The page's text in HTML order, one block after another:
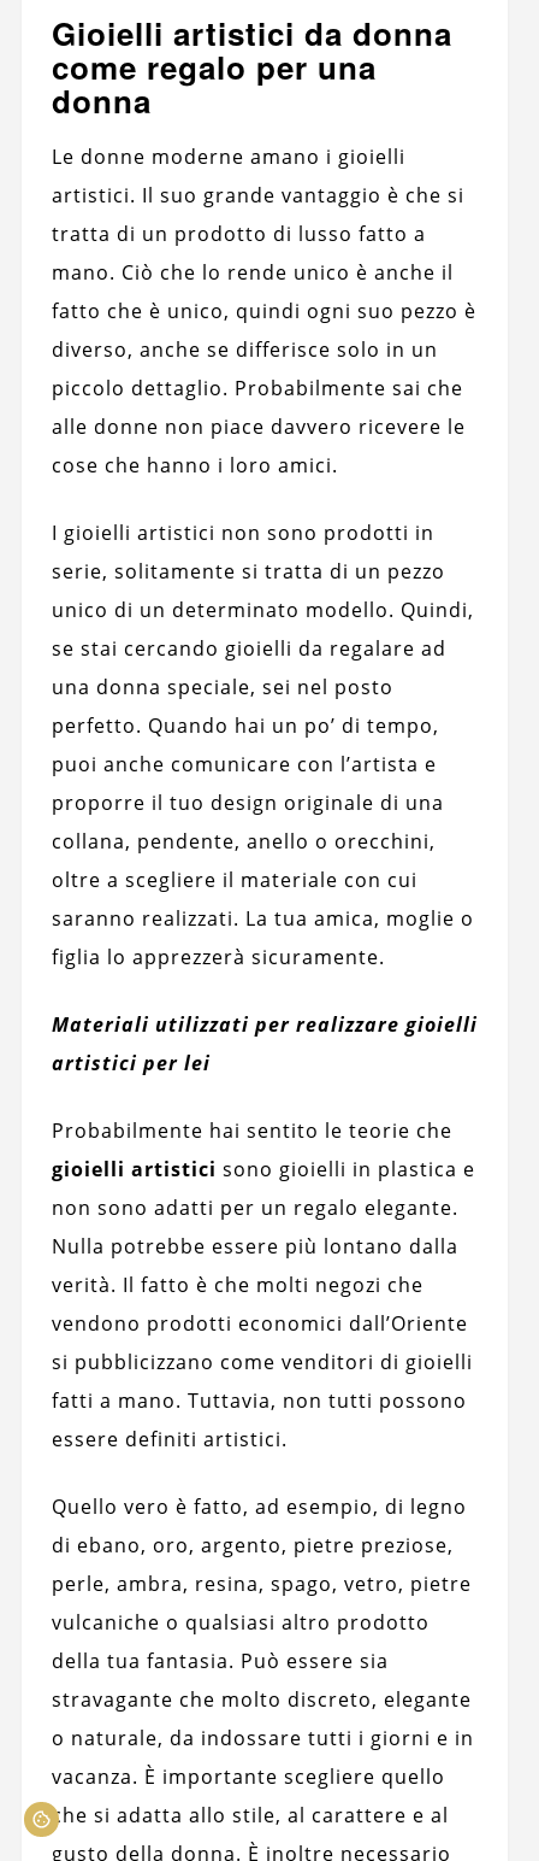
Gioielli artistici da donna
come regalo per una
donna
Le donne moderne amano i gioielli
artistici. Il suo grande vantaggio è che si
tratta di un prodotto di lusso fatto a
mano. Ciò che lo rende unico è anche il
fatto che è unico, quindi ogni suo pezzo è
diverso, anche se differisce solo in un
piccolo dettaglio. Probabilmente sai che
alle donne non piace davvero ricevere le
cose che hanno i loro amici.
I gioielli artistici non sono prodotti in
serie, solitamente si tratta di un pezzo
unico di un determinato modello. Quindi,
se stai cercando gioielli da regalare ad
una donna speciale, sei nel posto
perfetto. Quando hai un po’ di tempo,
puoi anche comunicare con l’artista e
proporre il tuo design originale di una
collana, pendente, anello o orecchini,
oltre a scegliere il materiale con cui
saranno realizzati. La tua amica, moglie o
figlia lo apprezzerà sicuramente.
Materiali utilizzati per realizzare gioielli
artistici per lei
Probabilmente hai sentito le teorie che
gioielli artistici sono gioielli in plastica e
non sono adatti per un regalo elegante.
Nulla potrebbe essere più lontano dalla
verità. Il fatto è che molti negozi che
vendono prodotti economici dall’Oriente
si pubblicizzano come venditori di gioielli
fatti a mano. Tuttavia, non tutti possono
essere definiti artistici.
Quello vero è fatto, ad esempio, di legno
di ebano, oro, argento, pietre preziose,
perle, ambra, resina, spago, vetro, pietre
vulcaniche o qualsiasi altro prodotto
della tua fantasia. Può essere sia
stravagante che molto discreto, elegante
o naturale, da indossare tutti i giorni e in
vacanza. È importante scegliere quello
che si adatta allo stile, al carattere e al
gusto della donna. È inoltre necessario